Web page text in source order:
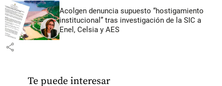
Acolgen denuncia supuesto “hostigamiento
institucional” tras investigación de la SIC a
Enel, Celsia y AES
share
Te puede interesar